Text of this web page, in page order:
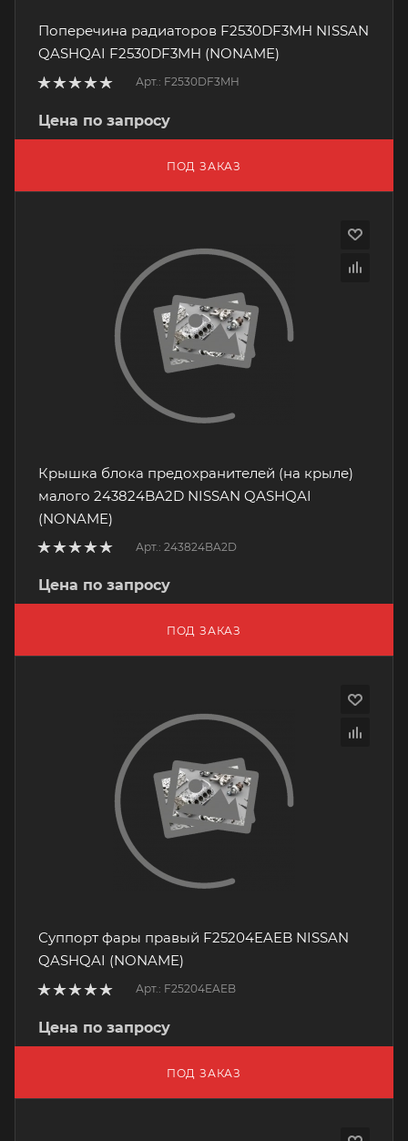
Поперечина радиаторов F2530DF3MH NISSAN
QASHQAI F2530DF3MH (NONAME)
Арт.: F2530DF3MH
Цена по запросу
ПОД ЗАКАЗ
Крышка блока предохранителей (на крыле)
малого 243824BA2D NISSAN QASHQAI
(NONAME)
Арт.: 243824BA2D
Цена по запросу
ПОД ЗАКАЗ
Суппорт фары правый F25204EAEB NISSAN
QASHQAI (NONAME)
Арт.: F25204EAEB
Цена по запросу
ПОД ЗАКАЗ